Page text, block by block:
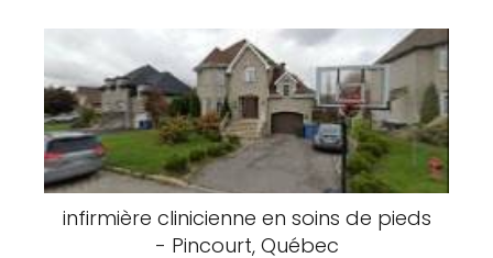
infirmière clinicienne en soins de pieds
- Pincourt, Québec